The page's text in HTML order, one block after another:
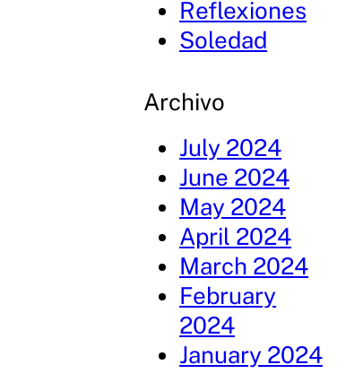
Reflexiones
Soledad
Archivo
July 2024
June 2024
May 2024
April 2024
March 2024
February
2024
January 2024